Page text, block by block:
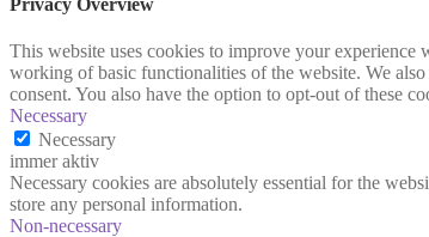
This website uses cookies to improve your experience
working of basic functionalities of the website. We
consent. You also have the option to opt-out of these
Necessary
Necessary
immer aktiv
Necessary cookies are absolutely essential for the
store any personal information.
Non-necessary